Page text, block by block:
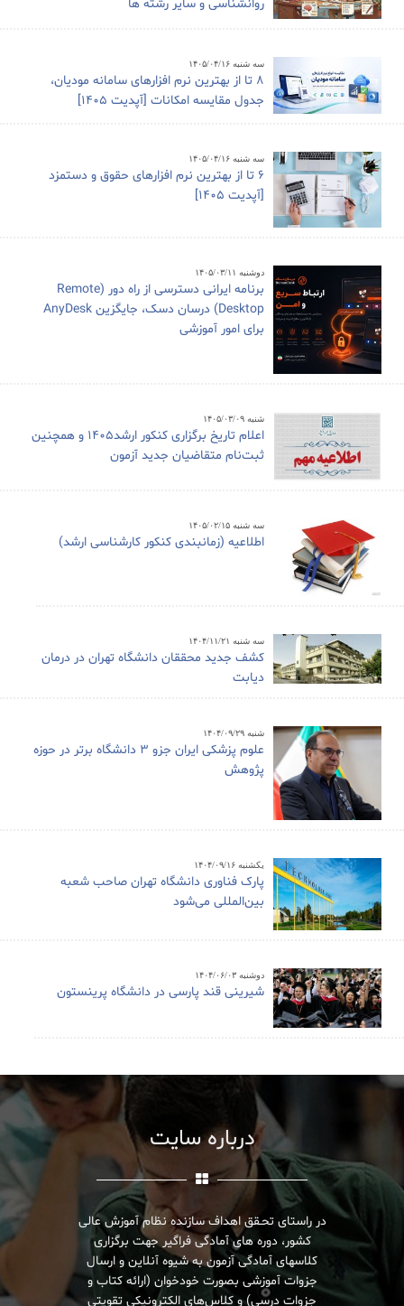
روانشناسی و سایر رشته ها
سه شنبه ۱۴۰۵/۰۴/۱۶
8 تا از بهترین نرم افزارهای سامانه مودیان،
جدول مقایسه امکانات [آپدیت 1405]
سه شنبه ۱۴۰۵/۰۴/۱۶
6 تا از بهترین نرم افزارهای حقوق و دستمزد
[آپدیت 1405]
دوشنبه ۱۴۰۵/۰۳/۱۱
برنامه ایرانی دسترسی از راه دور (Remote
Desktop) درسان دسک، جایگزین AnyDesk
برای امور آموزشی
شنبه ۱۴۰۵/۰۳/۰۹
اعلام تاریخ برگزاری کنکور ارشد1405 و همچنین
ثبت‌نام متقاضیان جدید آزمون
سه شنبه ۱۴۰۵/۰۲/۱۵
اطلاعیه (زمانبندی کنکور کارشناسی ارشد)
سه شنبه ۱۴۰۴/۱۱/۲۱
کشف جدید محققان دانشگاه تهران در درمان
دیابت
شنبه ۱۴۰۴/۰۹/۲۹
علوم پزشکی ایران جزو ۳ دانشگاه برتر در حوزه
پژوهش
یکشنبه ۱۴۰۴/۰۹/۱۶
پارک فناوری دانشگاه تهران صاحب شعبه
بین‌المللی می‌شود
دوشنبه ۱۴۰۴/۰۶/۰۳
شیرینی قند پارسی در دانشگاه پرینستون
درباره سایت
در راستای تحـقق اهداف سازنده نظام آموزش عالی
کشور، دوره های آمادگی فراگیر جهت برگزاری
کلاسهای آمادگی آزمون به شیوه آنلاین و ارسال
جزوات آموزشی بصورت خودخوان (ارائه کتاب و
جزوات درسی) و کلاس‌های الکترونیکی تقویتی